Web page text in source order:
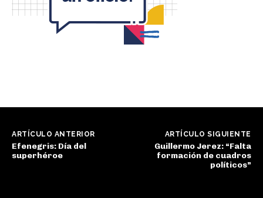
ARTÍCULO ANTERIOR
Efenegris: Día del
superhéroe
ARTÍCULO SIGUIENTE
Guillermo Jerez: “Falta
formación de cuadros
políticos”